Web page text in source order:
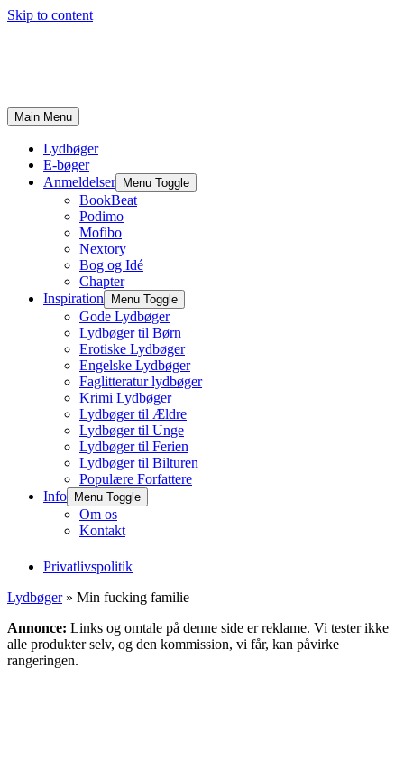
Skip to content
Main Menu
Lydbøger
E-bøger
Anmeldelser
Menu Toggle
BookBeat
Podimo
Mofibo
Nextory
Bog og Idé
Chapter
Inspiration
Menu Toggle
Gode Lydbøger
Lydbøger til Børn
Erotiske Lydbøger
Engelske Lydbøger
Faglitteratur lydbøger
Krimi Lydbøger
Lydbøger til Ældre
Lydbøger til Unge
Lydbøger til Ferien
Lydbøger til Bilturen
Populære Forfattere
Info
Menu Toggle
Om os
Kontakt
Privatlivspolitik
Lydbøger» Min fucking familie
Annonce: Links og omtale på denne side er reklame. Vi tester ikke
alle produkter selv, og den kommission, vi får, kan påvirke
rangeringen.